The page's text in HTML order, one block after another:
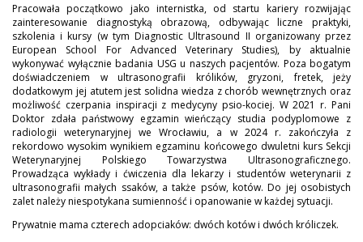
Pracowała początkowo jako internistka, od startu kariery rozwijając
zainteresowanie diagnostyką obrazową, odbywając liczne praktyki,
szkolenia i kursy (w tym Diagnostic Ultrasound II organizowany przez
European School For Advanced Veterinary Studies), by aktualnie
wykonywać wyłącznie badania USG u naszych pacjentów. Poza bogatym
doświadczeniem w ultrasonografii królików, gryzoni, fretek, jeży
dodatkowym jej atutem jest solidna wiedza z chorób wewnętrznych oraz
możliwość czerpania inspiracji z medycyny psio-kociej. W 2021 r. Pani
Doktor zdała państwowy egzamin wieńczący studia podyplomowe z
radiologii weterynaryjnej we Wrocławiu, a w 2024 r. zakończyła z
rekordowo wysokim wynikiem egzaminu końcowego dwuletni kurs Sekcji
Weterynaryjnej Polskiego Towarzystwa Ultrasonograficznego.
Prowadząca wykłady i ćwiczenia dla lekarzy i studentów weterynarii z
ultrasonografii małych ssaków, a także psów, kotów. Do jej osobistych
zalet należy niespotykana sumienność i opanowanie w każdej sytuacji.
Prywatnie mama czterech adopciaków: dwóch kotów i dwóch króliczek.